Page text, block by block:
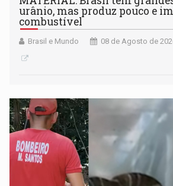
urânio, mas produz pouco e
combustível
Brasil e Mundo 08 de Agosto de